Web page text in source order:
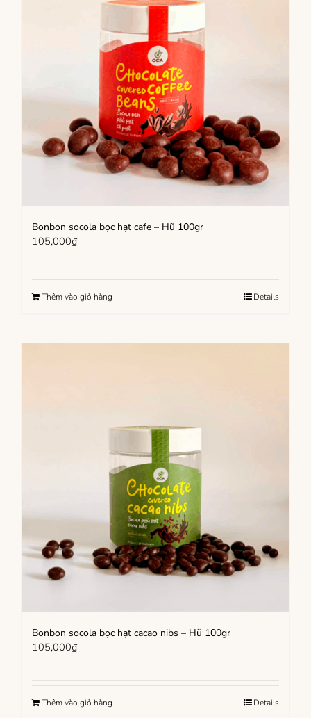
Bonbon socola bọc hạt cafe – Hũ 100gr
105,000₫
Thêm vào giỏ hàng Details
Bonbon socola bọc hạt cacao nibs – Hũ 100gr
105,000₫
Thêm vào giỏ hàng Details